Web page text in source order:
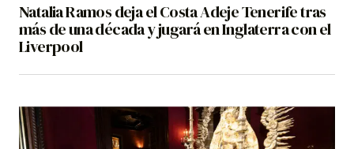
Natalia Ramos deja el Costa Adeje Tenerife tras
más de una década y jugará en Inglaterra con el
Liverpool